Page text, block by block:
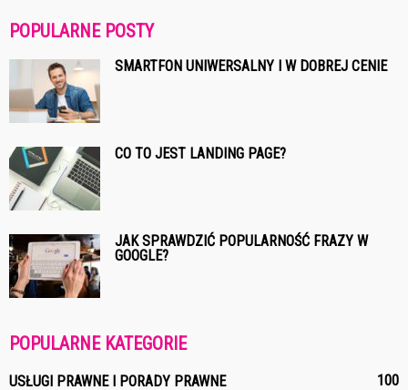
POPULARNE POSTY
SMARTFON UNIWERSALNY I W DOBREJ CENIE
CO TO JEST LANDING PAGE?
JAK SPRAWDZIĆ POPULARNOŚĆ FRAZY W
GOOGLE?
POPULARNE KATEGORIE
USŁUGI PRAWNE I PORADY PRAWNE 100